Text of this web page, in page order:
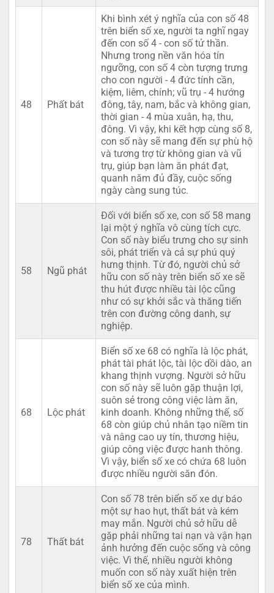
48 Phất bát
Khi bình xét ý nghĩa của con số 48
trên biển số xe, người ta nghĩ ngay
đến con số 4 - con số tử thần.
Nhưng trong nền văn hóa tín
ngưỡng, con số 4 còn tượng trưng
cho con người - 4 đức tính cần,
kiệm, liêm, chính; vũ trụ - 4 hướng
đông, tây, nam, bắc và không gian,
thời gian - 4 mùa xuân, hạ, thu,
đông. Vì vậy, khi kết hợp cùng số 8,
con số này sẽ mang đến sự phù hộ
và tương trợ từ không gian và vũ
trụ, giúp bạn làm ăn phát đạt,
quanh năm đủ đầy, cuộc sống
ngày càng sung túc.
58 Ngũ phát
Đối với biển số xe, con số 58 mang
lại một ý nghĩa vô cùng tích cực.
Con số này biểu trưng cho sự sinh
sôi, phát triển và cả sự phú quý
hưng thịnh. Từ đó, người chủ sở
hữu con số này trên biển số xe sẽ
thu hút được nhiều tài lộc cũng
như có sự khởi sắc và thăng tiến
trên con đường công danh, sự
nghiệp.
68 Lộc phát
Biển số xe 68 có nghĩa là lộc phát,
phát tài phát lộc, tài lộc dồi dào, an
khang thịnh vượng. Người sở hữu
con số này sẽ luôn gặp thuận lợi,
suôn sẻ trong công việc làm ăn,
kinh doanh. Không những thế, số
68 còn giúp chủ nhân tạo niềm tin
và nâng cao uy tín, thương hiệu,
giúp công việc được hanh thông.
Vì vậy, biển số xe có chứa 68 luôn
được nhiều người săn đón.
78 Thất bát
Con số 78 trên biển số xe dự báo
một sự hao hụt, thất bát và kém
may mắn. Người chủ sở hữu dễ
gặp phải những tai nạn và vận hạn
ảnh hưởng đến cuộc sống và công
việc. Vì thế, nhiều người không
muốn con số này xuất hiện trên
biển số xe của mình.